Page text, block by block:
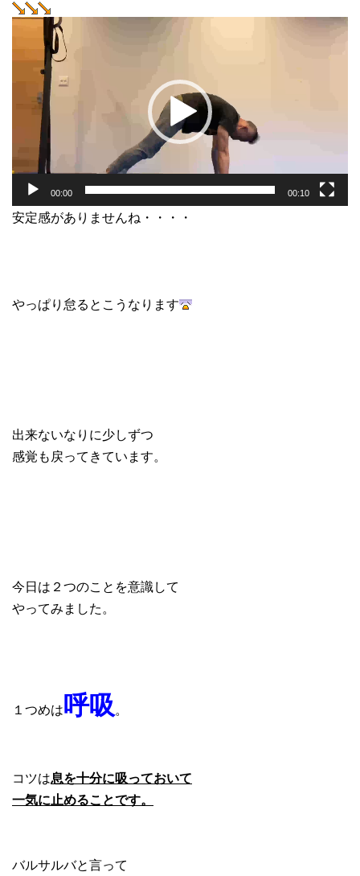
動
プ
00:00 00:10
安定感がありませんね・・・・
やっぱり怠るとこうなります
出来ないなりに少しずつ
感覚も戻ってきています。
今日は２つのことを意識して
やってみました。
１つめは呼吸。
コツは息を十分に吸っておいて
一気に止めることです。
バルサルバと言って